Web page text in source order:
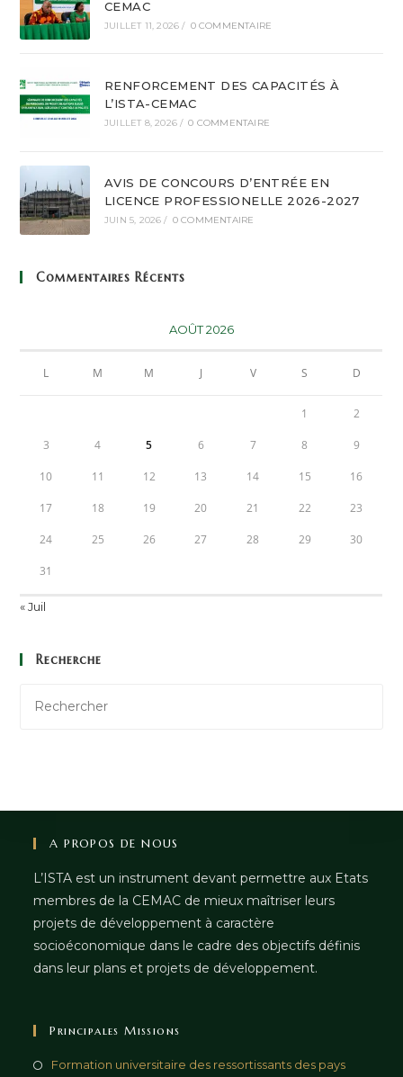
CEMAC
JUILLET 11, 2026 / 0 COMMENTAIRE
RENFORCEMENT DES CAPACITÉS À
L’ISTA-CEMAC
JUILLET 8, 2026 / 0 COMMENTAIRE
AVIS DE CONCOURS D’ENTRÉE EN
LICENCE PROFESSIONELLE 2026-2027
JUIN 5, 2026 / 0 COMMENTAIRE
Commentaires Récents
AOÛT 2026
L M M J V S D
1 2
3 4 5 6 7 8 9
10 11 12 13 14 15 16
17 18 19 20 21 22 23
24 25 26 27 28 29 30
31
« Juil
Recherche
A PROPOS DE NOUS
L’ISTA est un instrument devant permettre aux Etats
membres de la CEMAC de mieux maîtriser leurs
projets de développement à caractère
socioéconomique dans le cadre des objectifs définis
dans leur plans et projets de développement.
Principales Missions
Formation universitaire des ressortissants des pays